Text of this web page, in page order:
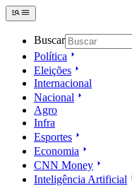
Buscar
Política
Eleições
Internacional
Nacional
Agro
Infra
Esportes
Economia
CNN Money
Inteligência Artificial